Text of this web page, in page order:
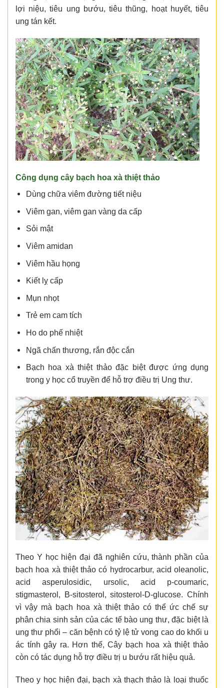
lợi niệu, tiêu ung bướu, tiêu thũng, hoạt huyết, tiêu
ung tán kết.
Công dụng cây bạch hoa xà thiệt thảo
Dùng chữa viêm đường tiết niệu
Viêm gan, viêm gan vàng da cấp
Sỏi mật
Viêm amidan
Viêm hầu họng
Kiết lỵ cấp
Mụn nhọt
Trẻ em cam tích
Ho do phế nhiệt
Ngã chấn thương, rắn độc cắn
Bạch hoa xà thiệt thảo đặc biệt được ứng dụng
trong y học cổ truyền để hỗ trợ điều trị Ung thư.
Theo Y học hiện đại đã nghiên cứu, thành phần của
bạch hoa xà thiệt thảo có hydrocarbur, acid oleanolic,
acid asperulosidic, ursolic, acid p-coumaric,
stigmasterol, B-sitosterol, sitosterol-D-glucose. Chính
vì vậy mà bạch hoa xà thiệt thảo có thể ức chế sự
phân chia sinh sản của các tế bào ung thư, đặc biệt là
ung thư phổi – căn bệnh có tỷ lệ tử vong cao do khối u
ác tính gây ra. Hơn thế, Cây bạch hoa xà thiệt thảo
còn có tác dụng hỗ trợ điều trị u bướu rất hiệu quả.
Theo y học hiện đại, bạch xà thạch thảo là loại thuốc